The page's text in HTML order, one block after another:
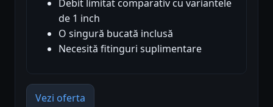
Debit limitat comparativ cu variantele
de 1 inch
O singură bucată inclusă
Necesită fitinguri suplimentare
Vezi oferta